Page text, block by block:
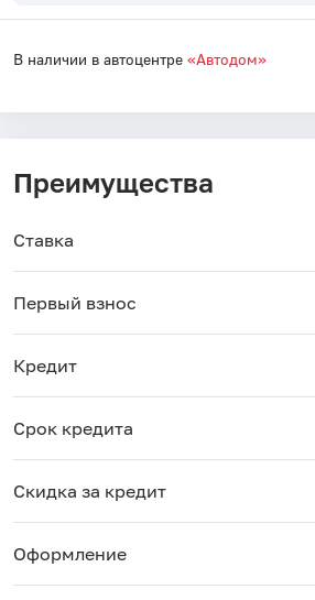
В наличии в автоцентре «Автодом»
Преимущества
Ставка
Первый взнос
Кредит
Срок кредита
Скидка за кредит
Оформление